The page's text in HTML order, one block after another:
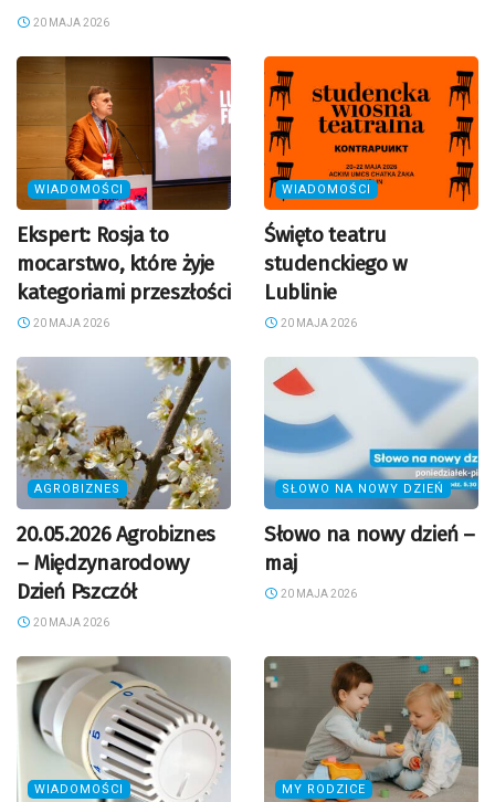
20 MAJA 2026
WIADOMOŚCI
Ekspert: Rosja to
mocarstwo, które żyje
kategoriami przeszłości
20 MAJA 2026
WIADOMOŚCI
Święto teatru
studenckiego w
Lublinie
20 MAJA 2026
AGROBIZNES
20.05.2026 Agrobiznes
– Międzynarodowy
Dzień Pszczół
20 MAJA 2026
SŁOWO NA NOWY DZIEŃ
Słowo na nowy dzień –
maj
20 MAJA 2026
WIADOMOŚCI MY RODZICE